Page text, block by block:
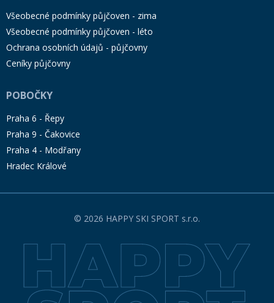
Všeobecné podmínky půjčoven - zima
Všeobecné podmínky půjčoven - léto
Ochrana osobních údajů - půjčovny
Ceníky půjčovny
POBOČKY
Praha 6 - Řepy
Praha 9 - Čakovice
Praha 4 - Modřany
Hradec Králové
© 2026 HAPPY SKI SPORT s.r.o.